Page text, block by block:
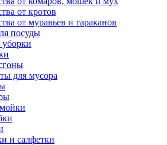
от кротов
от муравьев и тараканов
посуды
для мусора
и салфетки